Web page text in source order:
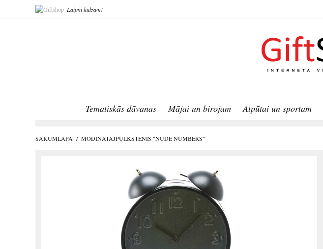
Laipni lūdzam!
Tematiskās dāvanas Mājai un birojam Atpūtai un sportam
SĀKUMLAPA / MODINĀTĀJPULKSTENIS "NUDE NUMBERS"